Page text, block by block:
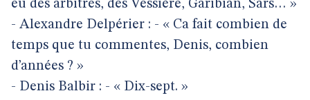
eu des arbitres, des Vessière, Garibian, Sars… »
- Alexandre Delpérier : - « Ca fait combien de
temps que tu commentes, Denis, combien
d’années ? »
- Denis Balbir : - « Dix-sept. »